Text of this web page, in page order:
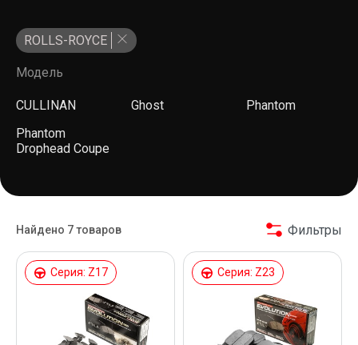
ROLLS-ROYCE
Модель
CULLINAN Ghost
Phantom
Phantom
Drophead Coupe
Найдено 7 товаров Фильтры
Серия: Z17 Серия: Z23